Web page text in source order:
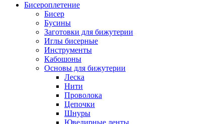
Бисероплетение
Бисер
Бусины
Заготовки для бижутерии
Иглы бисерные
Инструменты
Кабошоны
Основы для бижутерии
Леска
Нити
Проволока
Цепочки
Шнуры
Ювелирные ленты